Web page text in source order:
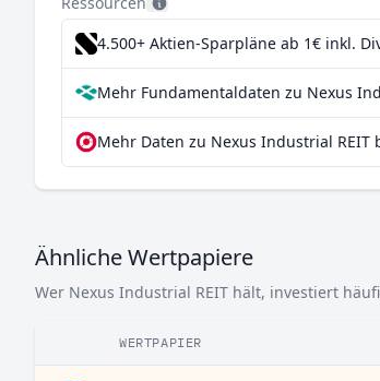
4.500+ Aktien-Sparpläne ab 1€ inkl.
Mehr Fundamentaldaten zu Nexus
Mehr Daten zu Nexus Industrial REIT
Ähnliche Wertpapiere
Wer Nexus Industrial REIT hält, investiert
WERTPAPIER